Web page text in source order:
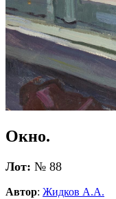
Окно.
Лот: № 88
Автор: Жидков А.А.